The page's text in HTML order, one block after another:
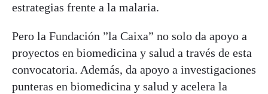
estrategias frente a la malaria.
Pero la Fundación ”la Caixa” no solo da apoyo a
proyectos en biomedicina y salud a través de esta
convocatoria. Además, da apoyo a investigaciones
punteras en biomedicina y salud y acelera la